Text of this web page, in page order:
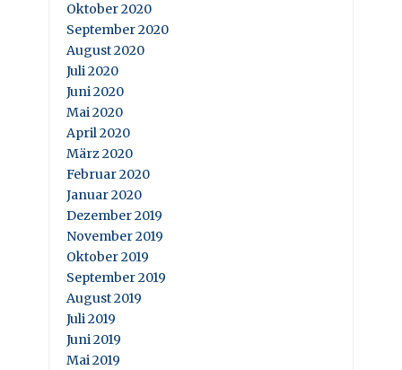
Oktober 2020
September 2020
August 2020
Juli 2020
Juni 2020
Mai 2020
April 2020
März 2020
Februar 2020
Januar 2020
Dezember 2019
November 2019
Oktober 2019
September 2019
August 2019
Juli 2019
Juni 2019
Mai 2019